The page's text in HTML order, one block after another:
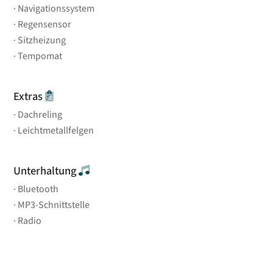
Navigationssystem
Regensensor
Sitzheizung
Tempomat
Extras
Dachreling
Leichtmetallfelgen
Unterhaltung
Bluetooth
MP3-Schnittstelle
Radio